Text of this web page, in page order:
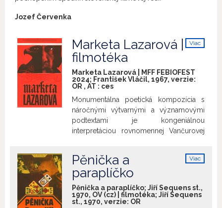
Jozef Červenka
Viac
Marketa Lazarová |
filmotéka
Marketa Lazarová | MFF FEBIOFEST
2024; František Vláčil, 1967, verzie:
OR , AT : ces
Monumentálna poetická kompozícia s
náročnými výtvarnými a významovými
podtextami je kongeniálnou
interpretáciou rovnomennej Vančurovej
kráľovských cestách, stredovekého
násilia a krutosti, boja s vierou v
pohanských bohov, krvavej pomsty a
vášní, keď ľudský život mal len nepatrnú
cenu, sa Marketa z lúpežníckeho rodu
Viac
Pěnička a
paraplíčko
Pěnička a paraplíčko; Jiří Sequens st.,
1970, OV (cz) | filmotéka; Jiří Sequens
st., 1970, verzie: OR